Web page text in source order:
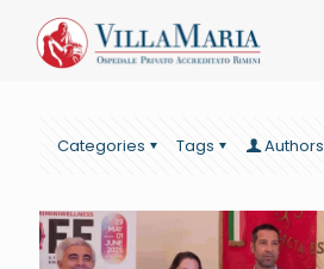
Categories Tags Authors